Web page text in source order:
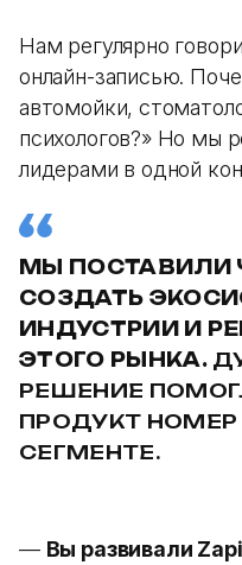
Нам регулярно
онлайн-записью.
автомойки,
психологов?» Но мы
лидерами в одной
МЫ ПОСТАВИЛИ
СОЗДАТЬ
ИНДУСТРИИ И
ЭТОГО РЫНКА.
РЕШЕНИЕ
ПРОДУКТ
СЕГМЕНТЕ.
— Вы развивали